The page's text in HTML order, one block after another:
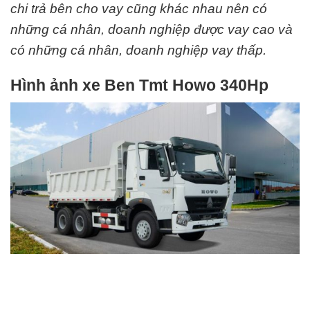
chi trả bên cho vay cũng khác nhau nên có
những cá nhân, doanh nghiệp được vay cao và
có những cá nhân, doanh nghiệp vay thấp.
Hình ảnh xe Ben Tmt Howo 340Hp